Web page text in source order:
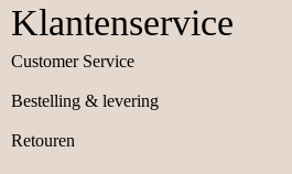
Klantenservice
Customer Service
Bestelling & levering
Retouren